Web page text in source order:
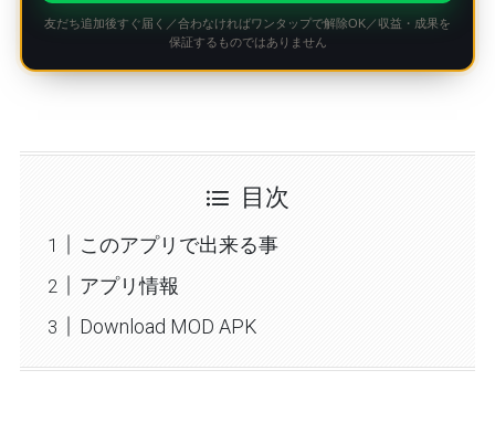
友だち追加後すぐ届く／合わなければワンタップで解除OK／収益・成果を
保証するものではありません
目次
このアプリで出来る事
アプリ情報
Download MOD APK